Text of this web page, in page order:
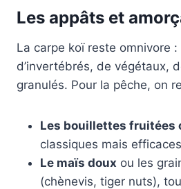
Les appâts et
La carpe koï reste omnivore
d’invertébrés, de végétaux,
granulés. Pour la pêche, on
Les bouillettes fruitées
classiques mais
Le maïs doux ou les
(chènevis, tiger nuts),